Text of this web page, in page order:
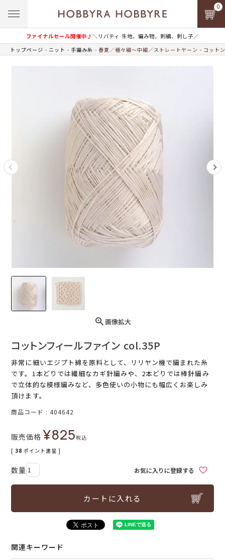
ファイナルセール開催中♪＼リバティ 生地、編み物、刺繍、刺し子／
0
トップページ ニット 手編み糸 春夏／極々細～中細／ストレートヤーン コット
画像拡大
コットンフィールファイン col.35P
非常に細いエジプト綿を原料として、リリヤン機で編まれた糸
です。1本どりでは繊細なカギ針編みや、2本どりでは棒針編み
で立体的な模様編みなど、多色使いの小物にも幅広くお楽しみ
頂けます。
商品コード 404642
販売価格 ¥825税込
[ 38 ポイント進呈 ]
お気に入りに登録する
カートに入れる
関連キーワード